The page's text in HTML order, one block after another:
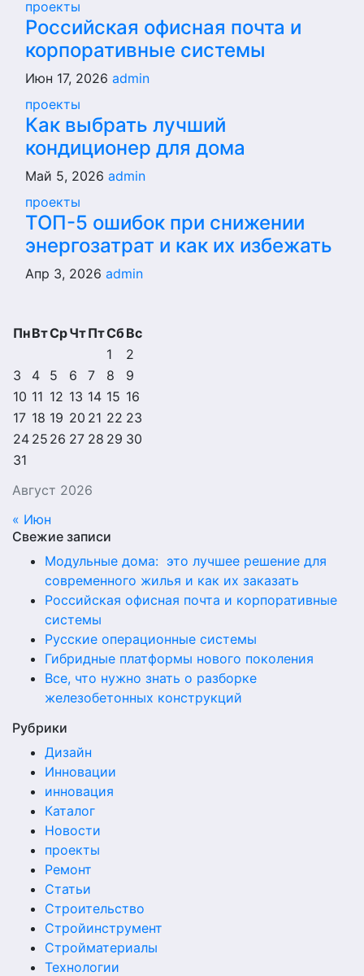
проекты
Российская офисная почта и
корпоративные системы
Июн 17, 2026 admin
проекты
Как выбрать лучший
кондиционер для дома
Май 5, 2026 admin
проекты
ТОП-5 ошибок при снижении
энергозатрат и как их избежать
Апр 3, 2026 admin
Август 2026
ПнВтСрЧтПтСбВс
1
2
3
4 5 6 7 8
9
10 11 12 13 14 15 16
17 18 19 20 21 22 23
24 25 26 27 28 29 30
31
« Июн
Свежие записи
Модульные дома: это лучшее решение для
современного жилья и как их заказать
Российская офисная почта и корпоративные
системы
Русские операционные системы
Гибридные платформы нового поколения
Все, что нужно знать о разборке
железобетонных конструкций
Рубрики
Дизайн
Инновации
инновация
Каталог
Новости
проекты
Ремонт
Статьи
Строительство
Стройинструмент
Стройматериалы
Технологии